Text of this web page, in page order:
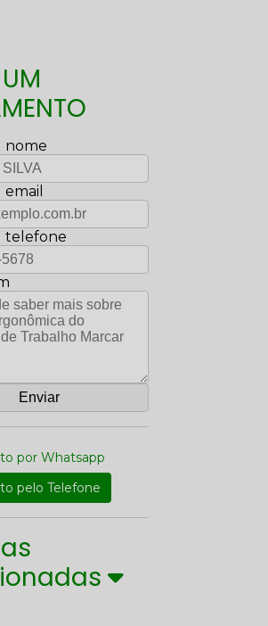
nome
telefone
por Whatsapp
pelo Telefone